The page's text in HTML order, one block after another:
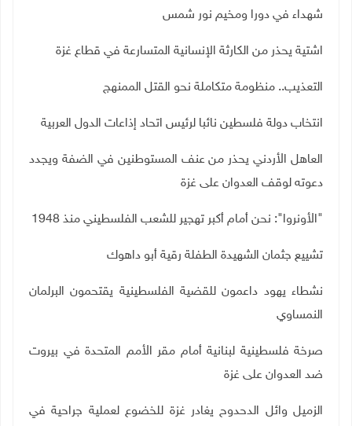
شهداء في دورا ومخيم نور شمس
اشتية يحذر من الكارثة الإنسانية المتسارعة في قطاع غزة
التعذيب.. منظومة متكاملة نحو القتل الممنهج
انتخاب دولة فلسطين نائبا لرئيس اتحاد إذاعات الدول العربية
العاهل الأردني يحذر من عنف المستوطنين في الضفة ويجدد
دعوته لوقف العدوان على غزة
"الأونروا": نحن أمام أكبر تهجير للشعب الفلسطيني منذ 1948
تشييع جثمان الشهيدة الطفلة رقية أبو داهوك
نشطاء يهود داعمون للقضية الفلسطينية يقتحمون البرلمان
النمساوي
صرخة فلسطينية لبنانية أمام مقر الأمم المتحدة في بيروت
ضد العدوان على غزة
الزميل وائل الدحدوح يغادر غزة للخضوع لعملية جراحية في